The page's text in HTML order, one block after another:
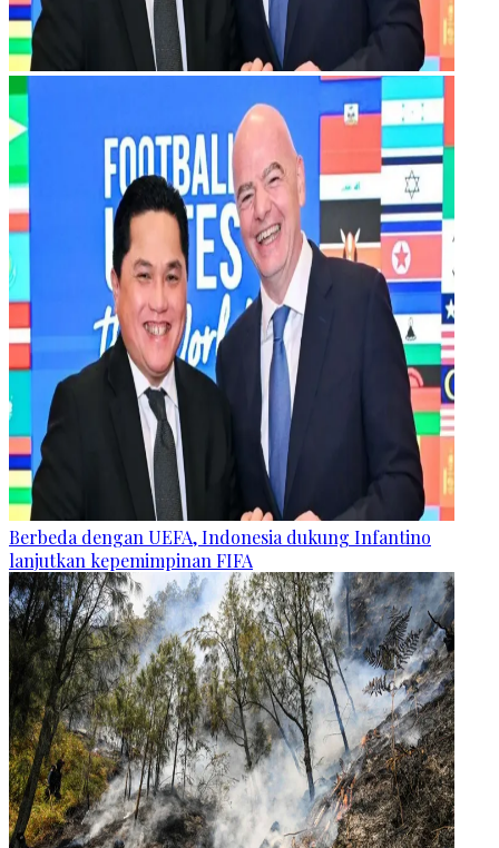
Berbeda dengan UEFA, Indonesia dukung Infantino
lanjutkan kepemimpinan FIFA